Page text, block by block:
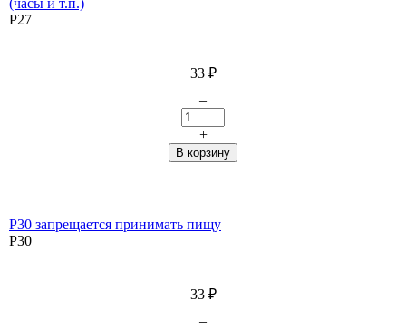
P27
33 ₽
–
+
P30 запрещается принимать пищу
P30
33 ₽
–